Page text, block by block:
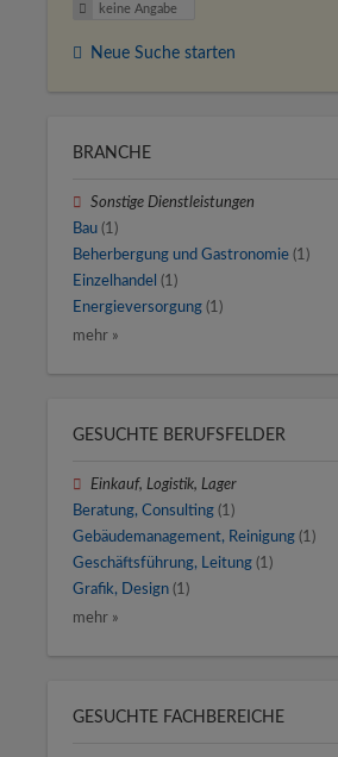
keine Angabe
Neue Suche starten
BRANCHE
Sonstige Dienstleistungen
Bau (1)
Beherbergung und Gastronomie (1)
Einzelhandel (1)
Energieversorgung (1)
mehr »
GESUCHTE BERUFSFELDER
Einkauf, Logistik, Lager
Beratung, Consulting (1)
Gebäudemanagement, Reinigung (1)
Geschäftsführung, Leitung (1)
Grafik, Design (1)
mehr »
GESUCHTE FACHBEREICHE